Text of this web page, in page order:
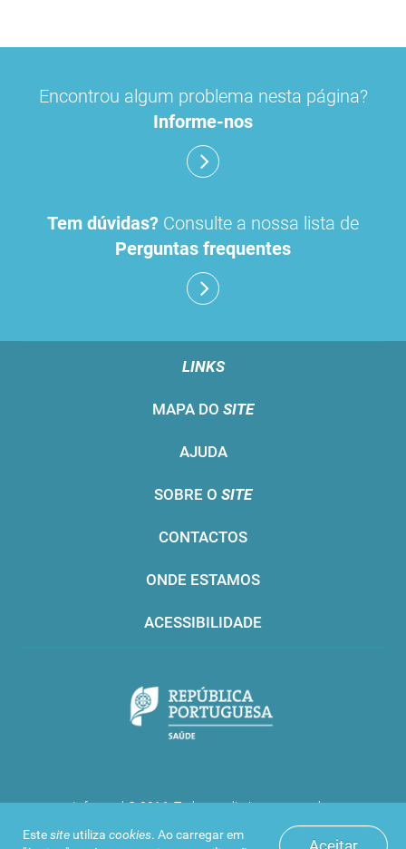
Aceitar
Estesite utiliza cookies. Ao carregar em
Encontrou algum problema nesta página?
Informe-nos
Tem dúvidas? Consulte a nossa lista de
Perguntas frequentes
LINKS
MAPA DO SITE
AJUDA
SOBRE O SITE
CONTACTOS
ONDE ESTAMOS
ACESSIBILIDADE
Infarmed © 2016. Todos os direitos reservados